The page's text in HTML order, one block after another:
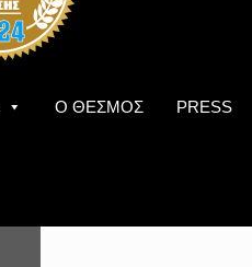
Ο ΘΕΣΜΟΣ PRESS